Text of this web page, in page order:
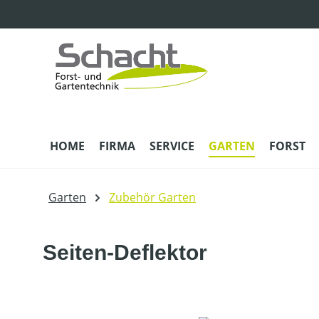
HOME FIRMA SERVICE GARTEN FORST
Garten Zubehör Garten
Seiten-Deflektor